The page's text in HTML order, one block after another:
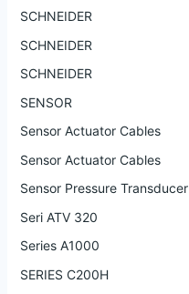
SCHNEIDER
SCHNEIDER
SCHNEIDER
SENSOR
Sensor Actuator Cables
Sensor Actuator Cables
Sensor Pressure Transducer
Seri ATV 320
Series A1000
SERIES C200H